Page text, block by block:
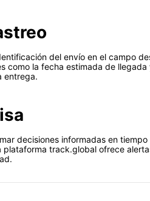
del envío en el campo
la fecha estimada de
entrega.
decisiones informadas en
track.global ofrece